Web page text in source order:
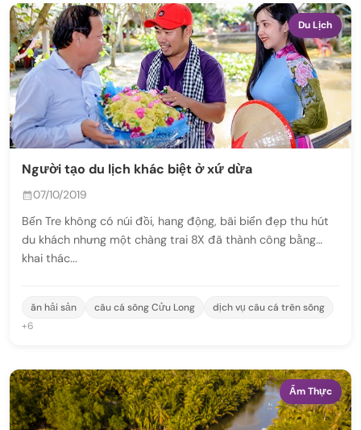
Du Lịch
Người tạo du lịch khác biệt ở xứ dừa
07/10/2019
Bến Tre không có núi đồi, hang động, bãi biển đẹp thu hút
du khách nhưng một chàng trai 8X đã thành công bằng
khai thác...
ăn hải sản câu cá sông Cửu Long
dịch vụ câu cá trên sông
+6
Ẩm Thực